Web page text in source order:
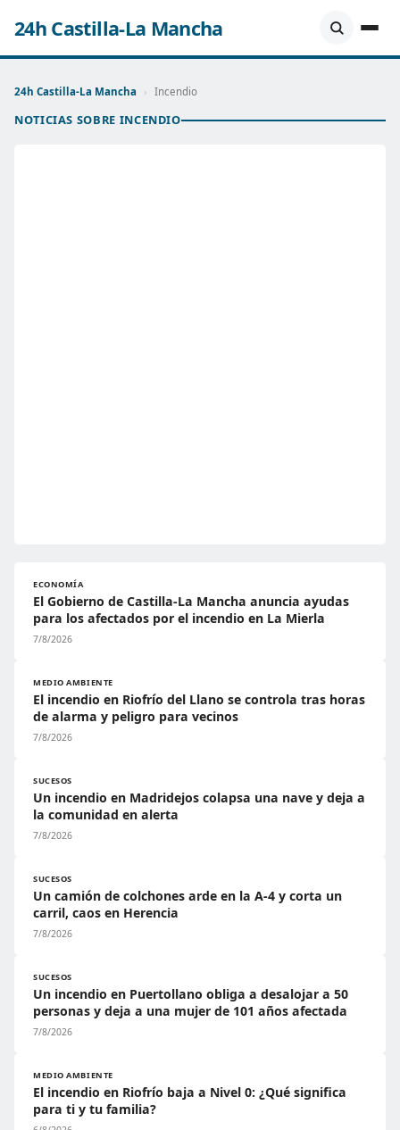
24h Castilla-La Mancha
24h Castilla-La Mancha › Incendio
NOTICIAS SOBRE INCENDIO
ECONOMÍA
El Gobierno de Castilla-La Mancha anuncia ayudas
para los afectados por el incendio en La Mierla
7/8/2026
MEDIO AMBIENTE
El incendio en Riofrío del Llano se controla tras horas
de alarma y peligro para vecinos
7/8/2026
SUCESOS
Un incendio en Madridejos colapsa una nave y deja a
la comunidad en alerta
7/8/2026
SUCESOS
Un camión de colchones arde en la A-4 y corta un
carril, caos en Herencia
7/8/2026
SUCESOS
Un incendio en Puertollano obliga a desalojar a 50
personas y deja a una mujer de 101 años afectada
7/8/2026
MEDIO AMBIENTE
El incendio en Riofrío baja a Nivel 0: ¿Qué significa
para ti y tu familia?